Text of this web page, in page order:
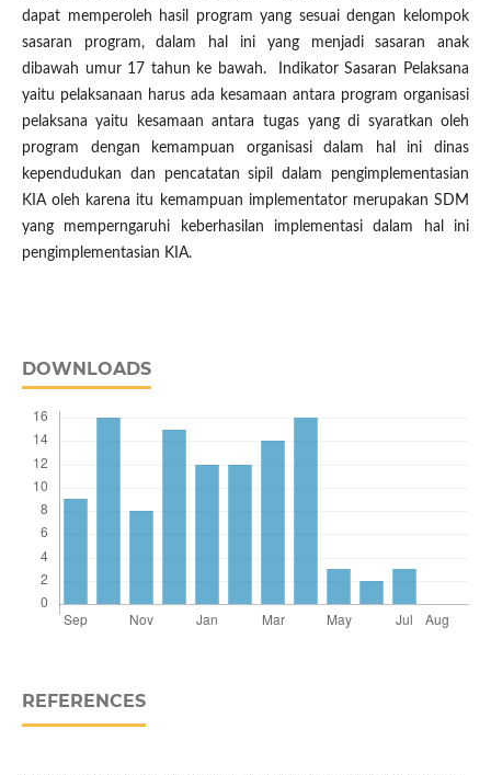
dapat memperoleh hasil program yang sesuai dengan kelompok
sasaran program, dalam hal ini yang menjadi sasaran anak
dibawah umur 17 tahun ke bawah. Indikator Sasaran Pelaksana
yaitu pelaksanaan harus ada kesamaan antara program organisasi
pelaksana yaitu kesamaan antara tugas yang di syaratkan oleh
program dengan kemampuan organisasi dalam hal ini dinas
kependudukan dan pencatatan sipil dalam pengimplementasian
KIA oleh karena itu kemampuan implementator merupakan SDM
yang memperngaruhi keberhasilan implementasi dalam hal ini
pengimplementasian KIA.
DOWNLOADS
REFERENCES